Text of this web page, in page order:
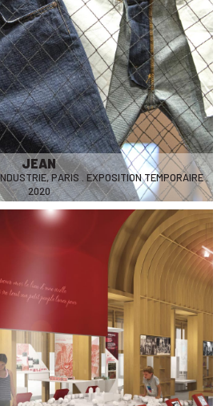
JEAN
PARIS . EXPOSITION TEMPORAIRE .
2020